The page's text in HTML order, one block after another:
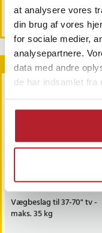
at analysere vores
din brug af vores
for sociale medier,
analysepartnere.
data med andre
de har indsamlet fra
Køb
Andre købte også
Vægbeslag til 37-70" tv -
maks. 35 kg